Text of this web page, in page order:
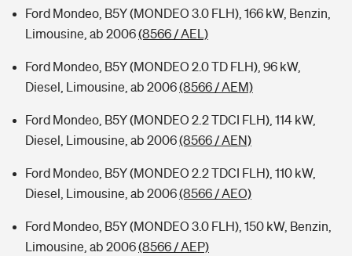
Ford Mondeo, B5Y (MONDEO 3.0 FLH), 166 kW, Benzin,
Limousine, ab 2006(8566 / AEL)
Ford Mondeo, B5Y (MONDEO 2.0 TD FLH), 96 kW,
Diesel, Limousine, ab 2006(8566 / AEM)
Ford Mondeo, B5Y (MONDEO 2.2 TDCI FLH), 114 kW,
Diesel, Limousine, ab 2006(8566 / AEN)
Ford Mondeo, B5Y (MONDEO 2.2 TDCI FLH), 110 kW,
Diesel, Limousine, ab 2006(8566 / AEO)
Ford Mondeo, B5Y (MONDEO 3.0 FLH), 150 kW, Benzin,
Limousine, ab 2006(8566 / AEP)